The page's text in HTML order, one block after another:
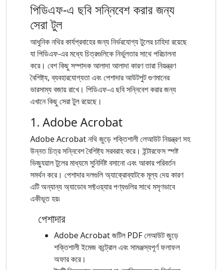
পিডিএফ-এ ছবি সন্নিবেশ করার জন্য
সেরা টুল
আধুনিক নথির কার্যপ্রবাহের জন্য নির্ভরযোগ্য টুলের চাহিদা রয়েছে
যা পিডিএফ-এর মধ্যে চিত্রগুলিকে নির্ভুলতার সাথে পরিচালনা
করে। বেশ কিছু সম্পাদক আলাদা আলাদা কারণ তারা নিয়ন্ত্রণ
বৈশিষ্ট্য, ব্যবহারযোগ্যতা এবং পেশাদার আউটপুট গুণমানের
ভারসাম্য বজায় রাখে। পিডিএফ-এ ছবি সন্নিবেশ করার জন্য
এখানে কিছু সেরা টুল রয়েছে।
1. Adobe Acrobat
Adobe Acrobat নথি জুড়ে শক্তিশালী লেআউট নিয়ন্ত্রণ সহ
উন্নত চিত্র সন্নিবেশ বৈশিষ্ট্য সরবরাহ করে। ইন্টারফেস স্পষ্ট
ভিজ্যুয়াল টুলের মাধ্যমে সুনির্দিষ্ট বসানো এবং আকার পরিবর্তন
সমর্থন করে। পেশাদার দলগুলি অ্যাক্রোব্যাটকে মূল্য দেয় কারণ
এটি অন্যান্য অ্যাডোব সফ্টওয়্যার পণ্যগুলির সাথে মসৃণভাবে
একীভূত হয়৷
পেশাদার
Adobe Acrobat জটিল PDF লেআউট জুড়ে
শক্তিশালী ইমেজ কন্ট্রোল এবং সামঞ্জস্যপূর্ণ ফলাফল
অফার করে।